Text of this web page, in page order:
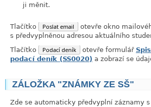
ji měnit.
Tlačítko Poslat email
otevře okno
s předvyplněnou adresou aktuálního
Tlačítko
Podací deník otevře formulář
podací deník (SS0020) a zobrazí se
ZÁLOŽKA "ZNÁMKY ZE SŠ"
Zde se automaticky předvyplní záznamy